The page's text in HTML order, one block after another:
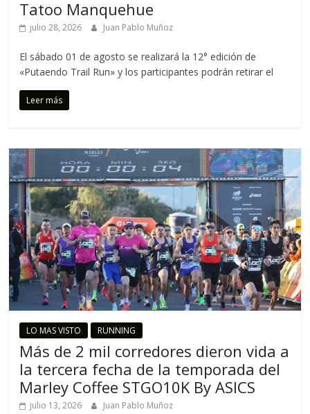
Tatoo Manquehue
julio 28, 2026 Juan Pablo Muñoz
El sábado 01 de agosto se realizará la 12° edición de
«Putaendo Trail Run» y los participantes podrán retirar el
Leer más
LO MAS VISTO RUNNING
Más de 2 mil corredores dieron vida a
la tercera fecha de la temporada del
Marley Coffee STGO10K By ASICS
julio 13, 2026 Juan Pablo Muñoz